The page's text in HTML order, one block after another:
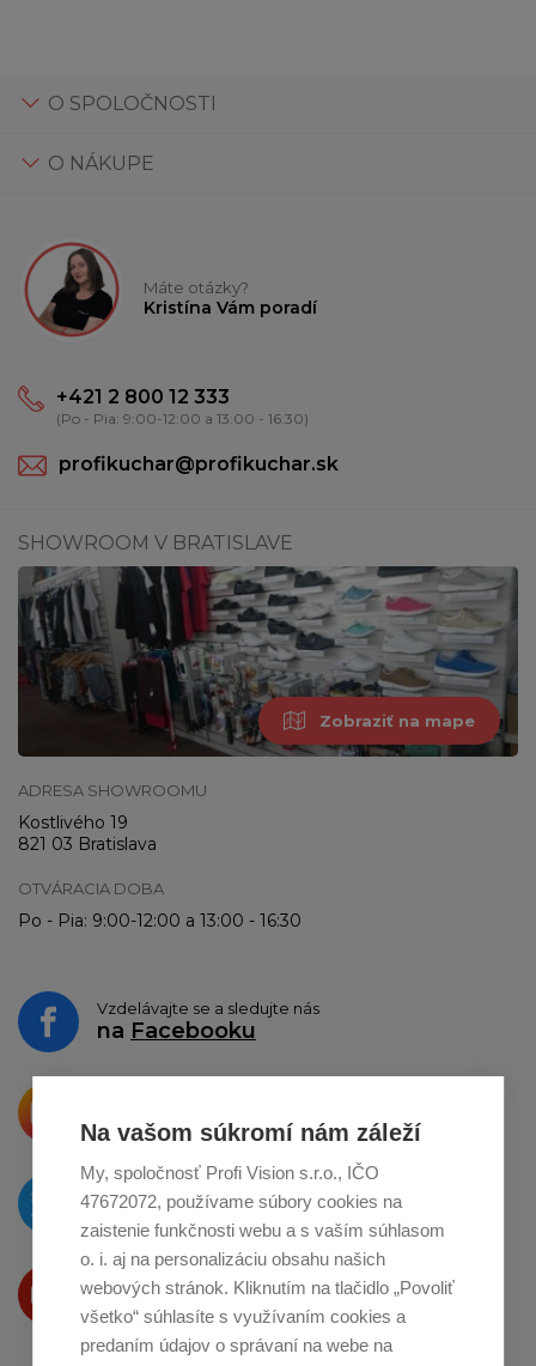
Na vašom súkromí nám záleží
My, spoločnosť Profi Vision s.r.o., IČO
47672072, používame súbory cookies na
zaistenie funkčnosti webu a s vaším súhlasom
o. i. aj na personalizáciu obsahu našich
webových stránok. Kliknutím na tlačidlo „Povoliť
všetko“ súhlasíte s využívaním cookies a
predaním údajov o správaní na webe na
O SPOLOČNOSTI
O NÁKUPE
Máte otázky?
Kristína Vám poradí
+421 2 800 12 333
(Po - Pia: 9:00-12:00 a 13:00 - 16:30)
profikuchar@profikuchar.sk
SHOWROOM V BRATISLAVE
Zobraziť na mape
ADRESA SHOWROOMU
Kostlivého 19
821 03 Bratislava
OTVÁRACIA DOBA
Po - Pia: 9:00-12:00 a 13:00 - 16:30
Vzdelávajte se a sledujte nás
na Facebooku
o zdieľanie naInstagrame
O novinkách píšeme
naTwitteri
Produkty Vám predstavujeme
na Youtube